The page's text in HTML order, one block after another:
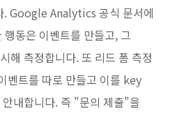
. Google Analytics 공식 문서에
동은 이벤트를 만들고, 그
해 측정합니다. 또 리드 폼 측정
벤트를 따로 만들고 이를 key
내합니다. 즉 "문의 제출"을